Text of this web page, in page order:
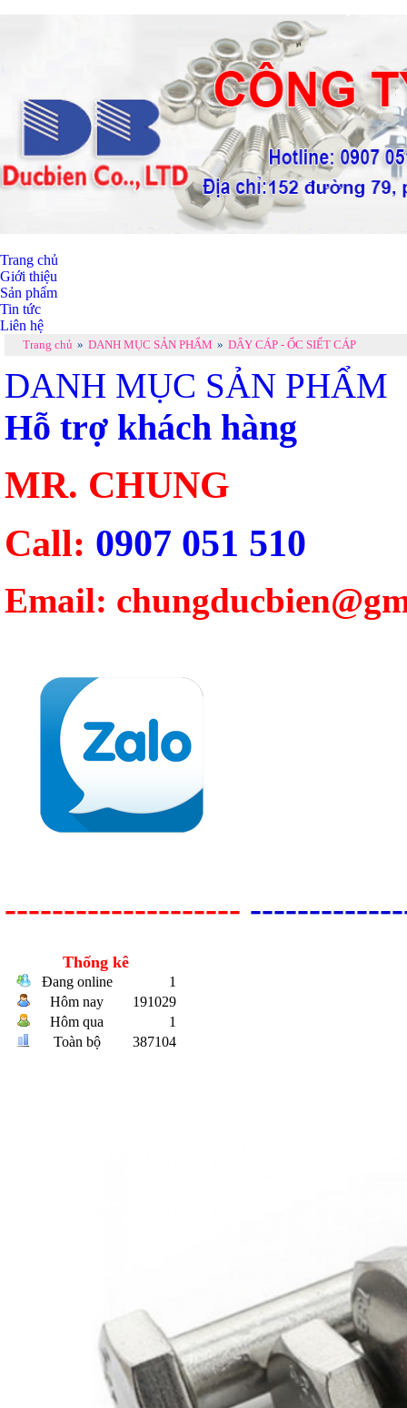
Trang chủ
Giới thiệu
Sản phẩm
Tin tức
Liên hệ
Trang chủ » DANH MỤC SẢN PHẨM » DÂY CÁP - ỐC SIẾT CÁP
DANH MỤC SẢN PHẨM
Hỗ trợ khách hàng
MR. CHUNG
Call: 0907 051 510
Email:
--------------------
Thống kê
Đang online
1
Hôm nay
191029
Hôm qua
1
Toàn bộ
387104